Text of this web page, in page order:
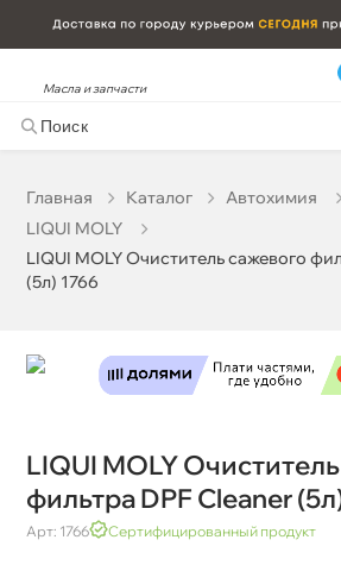
Масла и запчасти
Главная Катало Автохимия
LIQUI MOLY
LIQUI MOLY Очиститель сажевого
(5л) 1766
LIQUI MOLY
фильтра DPF Cleaner
Арт: 1766 Сертифицированный продукт
LIQUI MOLY Очиститель сажевого
Бесплатная
Срочная за 2 ч – 399 ₽
Карта